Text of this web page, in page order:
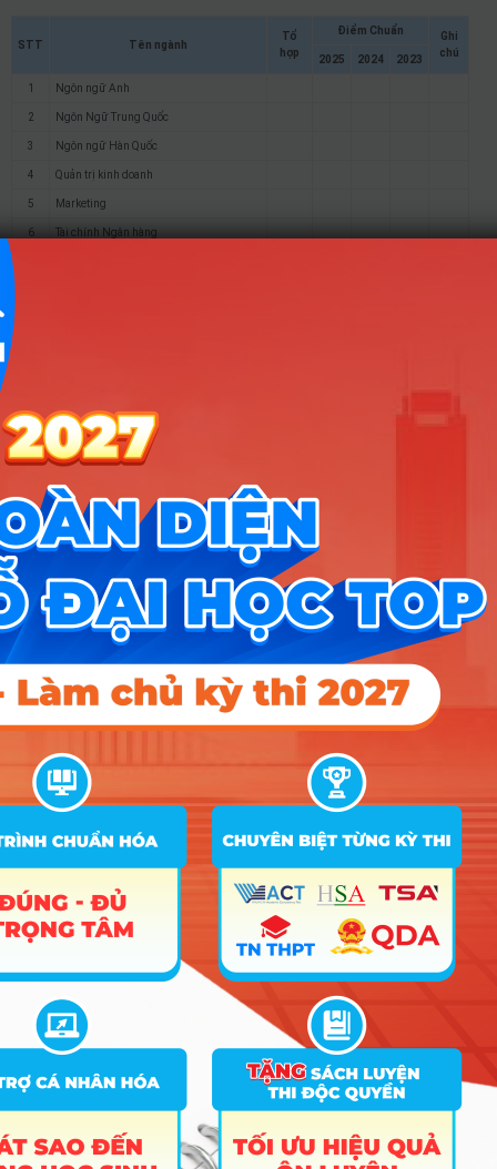
STT Tên ngành
Tổ
hợp
Điểm Chuẩn
Ghi
chú
2025 2024 2023
1 Ngôn ngữ Anh
2 Ngôn Ngữ Trung Quốc
3 Ngôn ngữ Hàn Quốc
4 Quản trị kinh doanh
5 Marketing
6 Tài chính Ngân hàng
13 Trí Tuệ nhân tạo ứng dụng
14 Công nghệ Chế tạo máy
Cơ điện tử
16 Công nghệ kỹ thuật ô tô
Công nghệ Kỹ thuật Nhiệt (Nhiệt – Điện
18 Điện lạnh và điều hoà không khí
19 Công nghệ Kỹ thuật Điện – Điện tử
Công nghệ Kỹ thuật Điều khiển – Tự động
hóa
22 Công nghệ Thực phẩm
Kỹ thuật Xây dựng
24 Quản trị dịch vụ du lịch và lữ hành
Quản trị khách sạn
Hướng nghiệp
HOCMAI
ĐĂNG KÝ NGAY